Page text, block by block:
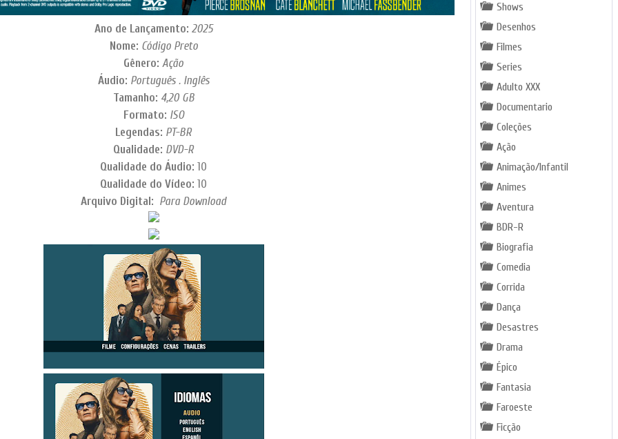
Ano de Lançamento: 2025
Nome: Código Preto
Gênero:Ação
Áudio: Português . Inglês
Tamanho: 4,20 GB
Formato: ISO
Legendas: PT-BR
Qualidade: DVD-R
Qualidade do Áudio:10
Qualidade do Vídeo:10
Arquivo Digital: Para Download
Shows
Desenhos
Filmes
Series
Adulto XXX
Documentario
Coleções
Ação
Animação/Infantil
Animes
Aventura
BDR-R
Biografia
Comedia
Corrida
Dança
Desastres
Drama
Épico
Fantasia
Faroeste
Ficção